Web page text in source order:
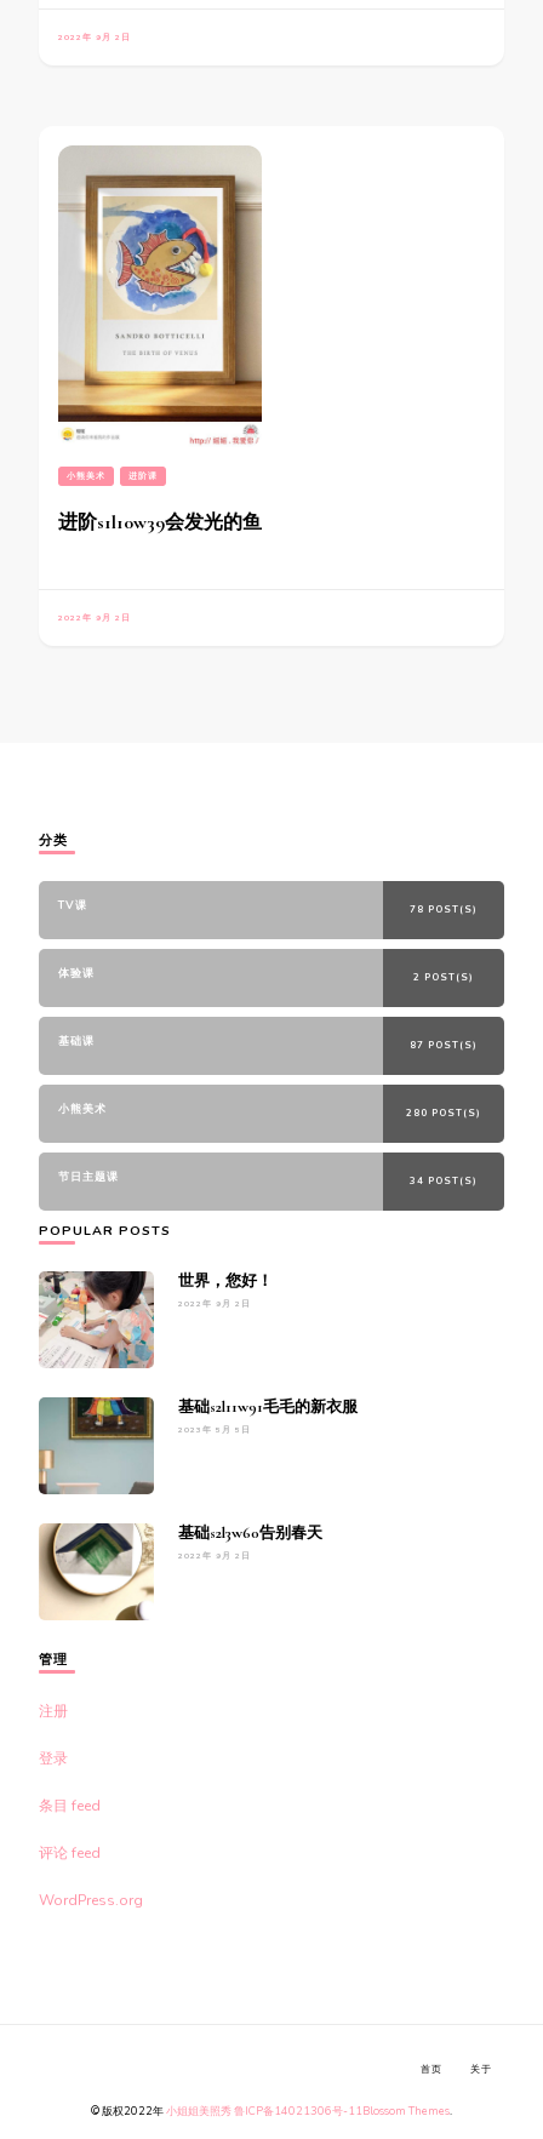
2022年 9月 2日
小熊美术 进阶课
进阶s1l10w39会发光的鱼
2022年 9月 2日
分类
TV课 78 POST(S)
体验课 2 POST(S)
基础课 87 POST(S)
小熊美术 280 POST(S)
节日主题课 34 POST(S)
POPULAR POSTS
世界，您好！
2022年 9月 2日
基础s2l11w91毛毛的新衣服
2023年 5月 5日
基础s2l3w60告别春天
2022年 9月 2日
管理
注册
登录
条目 feed
评论 feed
WordPress.org
© 版权2022年小姐姐美照秀鲁ICP备14021306号-11Blossom Themes.
首页 关于